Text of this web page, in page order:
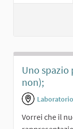
Uno
non);
Vorrei che il